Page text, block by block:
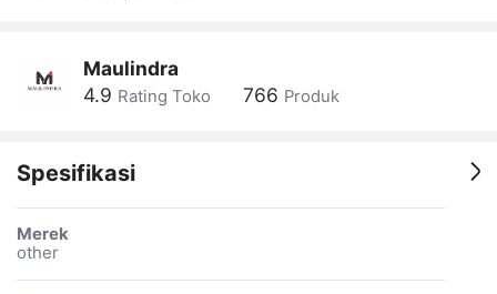
Maulindra
4.9 Rating Toko 766 Produk
Spesifikasi
Merek
other